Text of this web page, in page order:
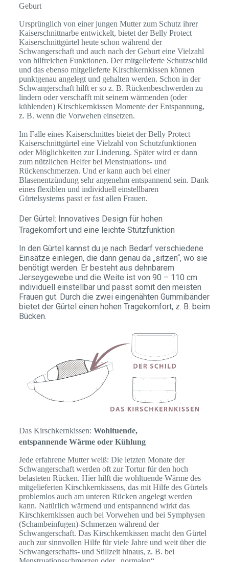
Geburt
Ursprünglich von einer jungen Mutter zum Schutz ihrer
Kaiserschnittnarbe entwickelt, bietet der Belly Protect
Kaiserschnittgürtel heute schon während der
Schwangerschaft und auch nach der Geburt eine Vielzahl
von hilfreichen Funktionen. Der mitgelieferte Schutzschild
und das ebenso mitgelieferte Kirschkernkissen können
punktgenau angelegt und gehalten werden. Schon in der
Schwangerschaft hilft er so z. B. Rückenbeschwerden zu
lindern oder verschafft mit seinem wärmenden (oder
kühlenden) Kirschkernkissen Momente der Entspannung,
z. B. wenn die Vorwehen einsetzen.
Im Falle eines Kaiserschnittes bietet der Belly Protect
Kaiserschnittgürtel eine Vielzahl von Schutzfunktionen
oder Möglichkeiten zur Linderung. Später wird er dann
zum nützlichen Helfer bei Menstruations- und
Rückenschmerzen. Und er kann auch bei einer
Blasenentzündung sehr angenehm entspannend sein. Dank
eines flexiblen und individuell einstellbaren
Gürtelsystems passt er fast allen Frauen.
Der Gürtel: Innovatives Design für hohen
Tragekomfort und eine leichte Stützfunktion
In den Gürtel kannst du je nach Bedarf verschiedene
Einsätze einlegen, die dann genau da „sitzen“, wo sie
benötigt werden. Er besteht aus dehnbarem
Jerseygewebe und die Weite ist von 90 – 110 cm
individuell einstellbar und passt somit den meisten
Frauen gut. Durch die zwei eingenähten Gummibänder
bietet der Gürtel einen hohen Tragekomfort, z. B. beim
Bücken.
Das Kirschkernkissen: Wohltuende,
entspannende Wärme oder Kühlung
Jede erfahrene Mutter weiß: Die letzten Monate der
Schwangerschaft werden oft zur Tortur für den hoch
belasteten Rücken. Hier hilft die wohltuende Wärme des
mitgelieferten Kirschkernkissens, das mit Hilfe des Gürtels
problemlos auch am unteren Rücken angelegt werden
kann. Natürlich wärmend und entspannend wirkt das
Kirschkernkissen auch bei Vorwehen und bei Symphysen
(Schambeinfugen)-Schmerzen während der
Schwangerschaft. Das Kirschkernkissen macht den Gürtel
auch zur sinnvollen Hilfe für viele Jahre und weit über die
Schwangerschafts- und Stillzeit hinaus, z. B. bei